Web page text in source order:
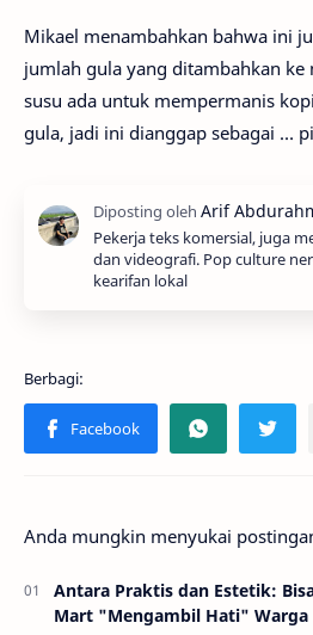
Mikael menambahkan bahwa ini
jumlah gula yang ditambahkan
susu ada untuk mempermanis
gula, jadi ini dianggap sebagai …
Pekerja teks komersial, juga
dan videografi. Pop culture
kearifan lokal
Anda mungkin menyukai
Antara Praktis dan Estetik:
Mart "Mengambil Hati" Warga